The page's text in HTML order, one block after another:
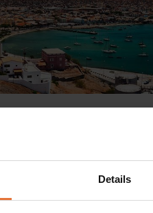
Details
Jede Insel eine kleine Welt für sich